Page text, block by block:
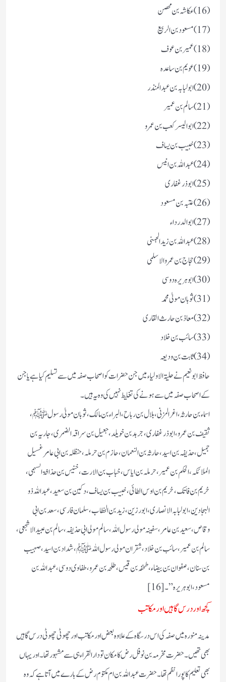
(16) عکاشہ بن محصن
(17) مسعود بن الربیع
(18) عمیر بن عوف
(19) عویم بن ساعدہ
(20) ابولبابہ بن عبد المنذر
(21) سالم بن عمیر
(22) ابو الیسر کعب بن عمرو
(23) خبیب بن یساف
(24) عبد اللہ بن انیس
(25) ابو ذر غفاری
(26) عتبہ بن مسعود
(27) ابو الدرداء
(28) عبد اللہ بن زید الجہنی
(29) حجاج بن عمرو الاسلمی
(30) ابو ہریرہ دوسی
(31) ثوبان مولیٰ محمد
(32) معاذ بن حارث القاری
(33) سائب بن خلاد
(34) ثابت بن ودیعہ
حافظ ابو نعیم نے حلیۃ الاولیاء میں جن حضرات کو اصحاب صفہ میں سے تسلیم کیا ہے یا جن
کے اصحاب صفہ میں سے ہونے کی تغلیط نہیں کی وہ یہ ہیں۔
اسماء بن حارثہ، اغر المزنی، بلال بن رباح، البراء بن مالک، ثوبان مولیٰ رسول ﷺ،
ثقیف بن عمرو، ابو ذر غفاری، جرہد بن خویلد، جعیل بن سراقہ الضمری، جاریہ بن
جمیل، حذیفہ بن اسید، حارثہ بن النعمان، حازم بن حرملہ، حنظلہ بن ابی عامر غسیل
الملائکہ، الحکم بن عمیر، حرملہ بن ایاس، خباب بن الارت، خنیس بن حذافۃ السہمی،
خریم بن فاتک، خریم بن اوس الطائی، خبیب بن یساف، دکین بن سعید، عبد اللہ ذو
البجادین، ابو لبابہ الانصاری، ابو رزین، زید بن الخطاب، سلمان فارسی، سعد بن ابی
وقاص، سعید بن عامر، سفینہ مولی رسول اللہ، سالم مولی ابی حذیفہ، سالم بن عبید الاشجعی،
سالم بن عمیر، سائب بن خلاد، شقران مولی رسول اللہ ﷺ، شداد بن اسید، صہیب
بن سنان، صفوان بن بیضاء، طخفہ بن قیس، طلحہ بن عمرو، طفاوی دوسی، عبد اللہ بن
مسعود، ابو ہریرہ”۔[16]
کچھ اور درس گاہیں اور مکاتب
مدینہ منورہ میں صفہ کی اس درسگاہ کے علاوہ بعض اور مکاتب اور چھوٹی چھوٹی درس گاہیں
بھی تھیں ۔حضرت مخرمہ بن نوفل رض کا مکان تو دار القراء ہی سے مشہور تھا ۔اور یہاں
بھی تعلیم کا پورا نظم تھا ۔حضرت عبد اللہ بن ام مکتوم رض کے بارے میں آتا ہے کہ وہ